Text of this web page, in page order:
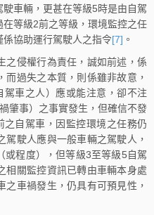
車輛，更甚在等級5時是由自駕
等級2前之等級，環境監控之任
協助運行駕駛人之指令[7] 。
侵權行為責任，誠如前述，係
過失之本質，則係雖非故意，
車之人）應或能注意，卻不注
肇事）之事實發生，但確信不發
之自駕車，因監控環境之任務仍
駛人應與一般車輛之駕駛人，
或程度），但等級3至等級5自駕
相關監控資訊已轉由車輛本身處
車禍發生，仍具有可預見性，